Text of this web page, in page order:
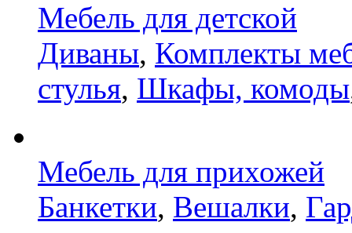
Мебель для детской
Диваны, Комплекты
стулья, Шкафы, комоды
Мебель для прихожей
Банкетки, Вешалки,